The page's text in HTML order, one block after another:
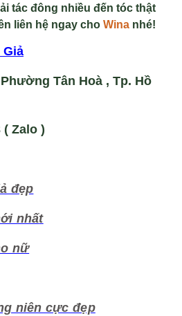
tác đông nhiều đến tóc thật
liên hệ ngay cho Wina nhé!
Giả
Tân Hoà , Tp. Hồ
( Zalo )
đẹp
nhất
nữ
niên cực đẹp